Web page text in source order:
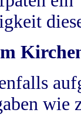
wie